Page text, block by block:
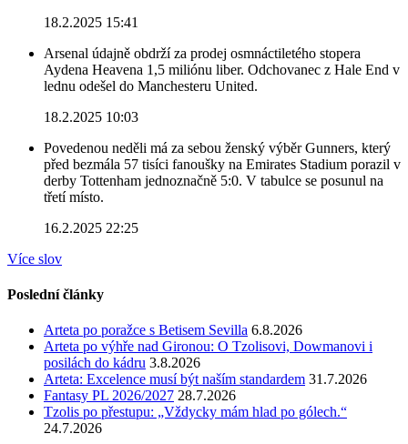
18.2.2025 15:41
Arsenal údajně obdrží za prodej osmnáctiletého stopera
Aydena Heavena 1,5 miliónu liber. Odchovanec z Hale End v
lednu odešel do Manchesteru United.
18.2.2025 10:03
Povedenou neděli má za sebou ženský výběr Gunners, který
před bezmála 57 tisíci fanoušky na Emirates Stadium porazil v
derby Tottenham jednoznačně 5:0. V tabulce se posunul na
třetí místo.
16.2.2025 22:25
Více slov
Poslední články
Arteta po poražce s Betisem Sevilla 6.8.2026
Arteta po výhře nad Gironou: O Tzolisovi, Dowmanovi i
posilách do kádru 3.8.2026
Arteta: Excelence musí být naším standardem 31.7.2026
Fantasy PL 2026/2027 28.7.2026
Tzolis po přestupu: „Vždycky mám hlad po gólech.“
24.7.2026